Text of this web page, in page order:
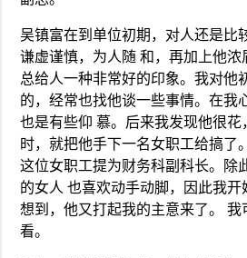
吴镇富在到单位初期，对人还是比
谦虚谨慎，为人随 和，再加上他浓
总给人一种非常好的印象。我对他
的，经常也找他谈一些事情。在我
也是有些仰 慕。后来我发现他很花
时，就把他手下一名女职工给搞了
这位女职工提为财务科副科长。除
的女人 也喜欢动手动脚，因此我开
想到，他又打起我的主意来了。 我
看。